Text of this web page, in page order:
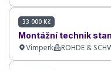
33 000 Kč
Montážní technik
Vimperk ROHDE &